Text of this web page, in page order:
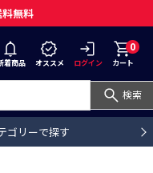
無料
着商品 オススメ ログイン
0
カート
検索
ゴリーで探す